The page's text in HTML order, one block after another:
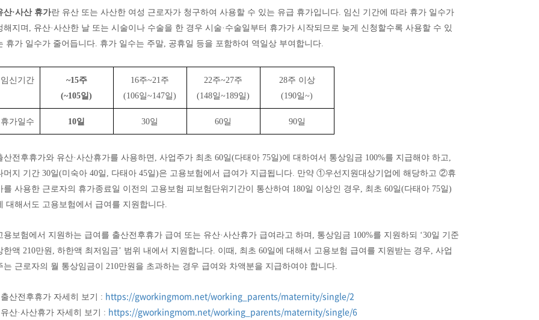
산·사산 휴가란 유산 또는 사산한 여성 근로자가 청구하여 사용할 수 있는 유급 휴가입니다. 임신 기간에 따라 휴가 일수가
해지며 , 유산·사산한 날 또는 시술이나 수술을 한 경우 시술· 수술일부터 휴가가 시작되므로 늦게 신청할수록 사용할 수 있
휴가 일수가 줄어듭니다. 휴가 일수는 주말, 공휴일 등을 포함하여 역일상 부여합니다.
임신기간 ~15주
(~105일)
16주~21주
(106일~147일)
22주~27주
(148일~189일)
28주 이상
(190일~)
휴가일수 10일 30일 60일 90일
산전후휴가와 유산·사산휴가를 사용하면 , 사업주가 최초 60일(다태아 75일)에 대하여서 통상임금 100%를 지급해야 하고,
머지 기간 30일(미숙아 40일 , 다태아 45일)은 고용보험에서 급여가 지급됩니다. 만약 ①우선지원대상기업에 해당하고 ②휴
를 사용한 근로자의 휴가종료일 이전의 고용보험 피보험단위기간이 통산하여 180일 이상인 경우, 최초 60일(다태아 75일)
대해서도 고용보험에서 급여를 지원합니다.
용보험에서 지원하는 급여를 출산전후휴가 급여 또는 유산·사산휴가 급여라고 하며 , 통상임금 100%를 지원하되 ‘30일 기준
한액 210만원 , 하한액 최저임금’ 범위 내에서 지원합니다. 이때 , 최초 60일에 대해서 고용보험 급여를 지원받는 경우, 사업
는 근로자의 월 통상임금이 210만원을 초과하는 경우 급여와 차액분을 지급하여야 합니다.
출산전후휴가 자세히 보기 : https://gworkingmom.net/working_parents/maternity/single/2
유산·사산휴가 자세히 보기 : https://gworkingmom.net/working_parents/maternity/single/6